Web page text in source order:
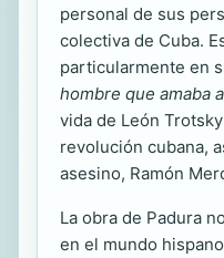
personal de sus
colectiva de Cuba.
particularmente en
hombre que amaba
vida de León
revolución cubana,
asesino, Ramón
La obra de Padura
en el mundo